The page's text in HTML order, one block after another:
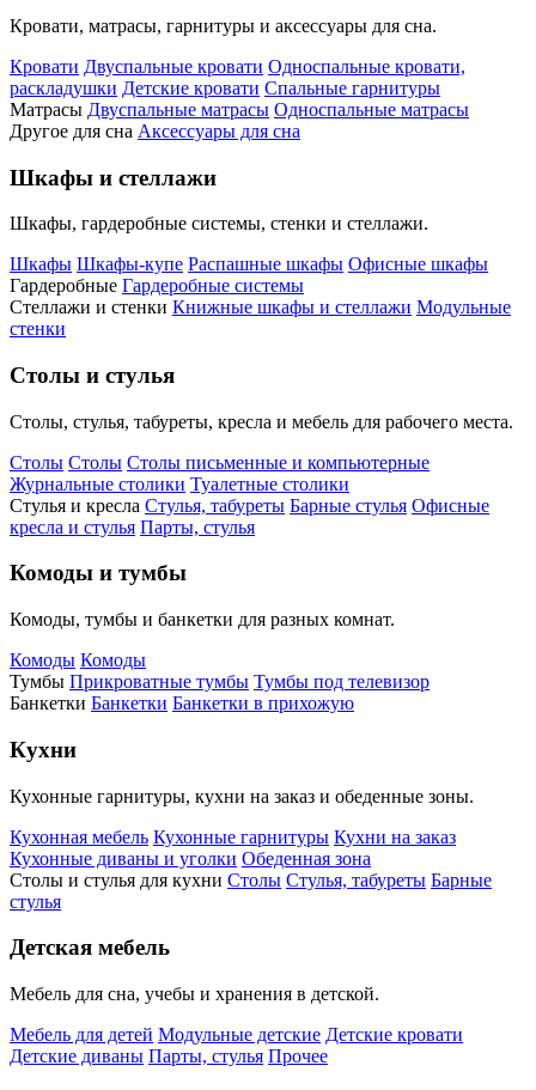
Кровати, матрасы, гарнитуры и аксессуары для сна.
Кровати Двуспальные кровати Односпальные кровати,
раскладушки Детские кровати Спальные гарнитуры
Матрасы Двуспальные матрасы Односпальные матрасы
Другое для сна Аксессуары для сна
Шкафы и стеллажи
Шкафы, гардеробные системы, стенки и стеллажи.
Шкафы Шкафы-купе Распашные шкафы Офисные шкафы
Гардеробные Гардеробные системы
Стеллажи и стенки Книжные шкафы и стеллажи Модульные
стенки
Столы и стулья
Столы, стулья, табуреты, кресла и мебель для рабочего места.
Столы Столы Столы письменные и компьютерные
Журнальные столики Туалетные столики
Стулья и кресла Стулья, табуреты Барные стулья Офисные
кресла и стулья Парты, стулья
Комоды и тумбы
Комоды, тумбы и банкетки для разных комнат.
Комоды Комоды
Тумбы Прикроватные тумбы Тумбы под телевизор
Банкетки Банкетки Банкетки в прихожую
Кухни
Кухонные гарнитуры, кухни на заказ и обеденные зоны.
Кухонная мебель Кухонные гарнитуры Кухни на заказ
Кухонные диваны и уголки Обеденная зона
Столы и стулья для кухни Столы Стулья, табуреты Барные
стулья
Детская мебель
Мебель для сна, учебы и хранения в детской.
Мебель для детей Модульные детские Детские кровати
Детские диваны Парты, стулья Прочее